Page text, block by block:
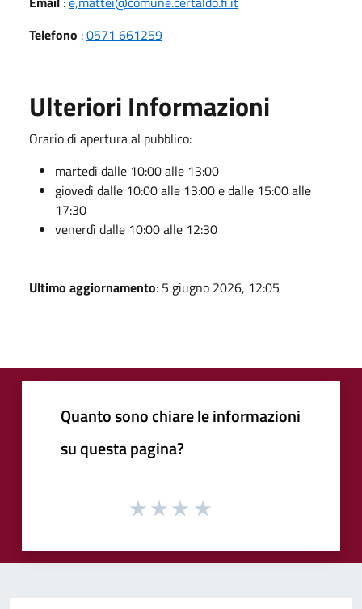
Telefono :0571 661259
Ulteriori Informazioni
Orario di apertura al pubblico:
martedì dalle 10:00 alle 13:00
giovedì dalle 10:00 alle 13:00 e dalle 15:00 alle
17:30
venerdì dalle 10:00 alle 12:30
Ultimo aggiornamento: 5 giugno 2026, 12:05
Quanto sono chiare le informazioni
su questa pagina?